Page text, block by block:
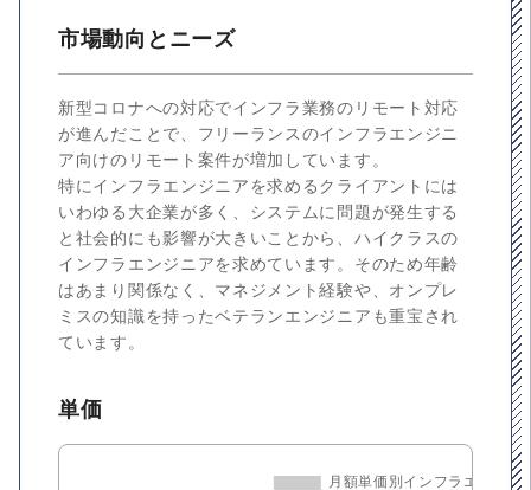
市場動向とニーズ
新型コロナへの対応でインフラ業務のリモート対応
が進んだことで、フリーランスのインフラエンジニ
ア向けのリモート案件が増加しています。
特にインフラエンジニアを求めるクライアントには
いわゆる大企業が多く、システムに問題が発生する
と社会的にも影響が大きいことから、ハイクラスの
インフラエンジニアを求めています。そのため年齢
はあまり関係なく、マネジメント経験や、オンプレ
ミスの知識を持ったベテランエンジニアも重宝され
ています。
単価